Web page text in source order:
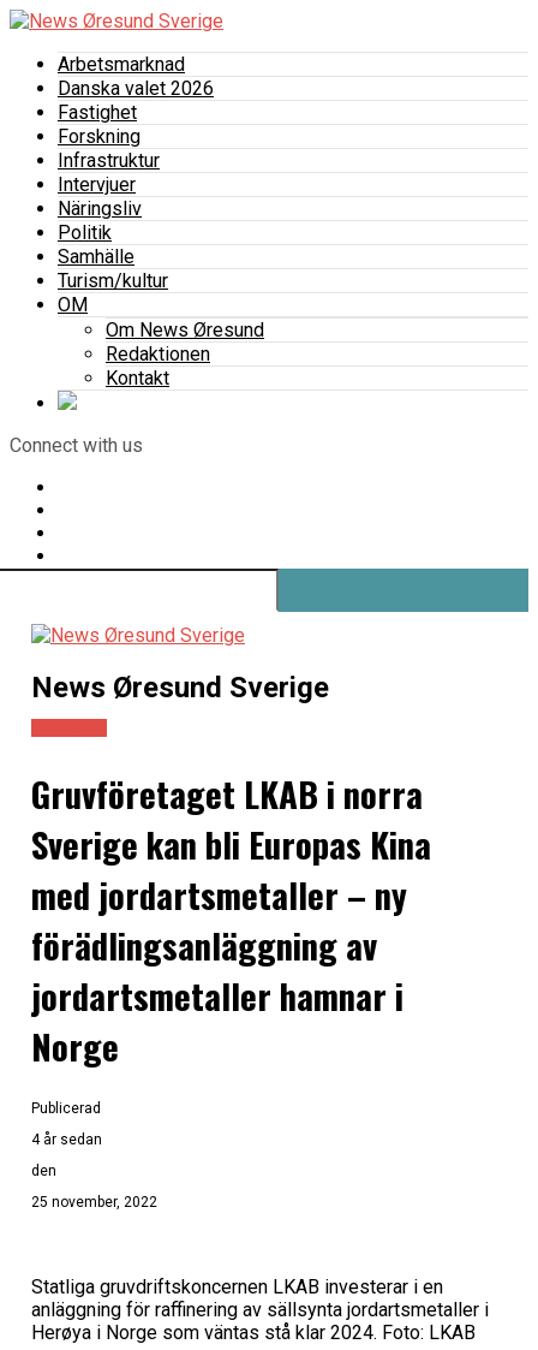
Arbetsmarknad
Danska valet 2026
Fastighet
Forskning
Infrastruktur
Intervjuer
Näringsliv
Politik
Samhälle
Turism/kultur
OM
Om News Øresund
Redaktionen
Kontakt
Connect with us
News Øresund Sverige
Gruvföretaget LKAB i norra
Sverige kan bli Europas Kina
med jordartsmetaller – ny
förädlingsanläggning av
jordartsmetaller hamnar i
Norge
Publicerad
4 år sedan
den
25 november, 2022
Statliga gruvdriftskoncernen LKAB investerar i en
anläggning för raffinering av sällsynta jordartsmetaller i
Herøya i Norge som väntas stå klar 2024. Foto: LKAB